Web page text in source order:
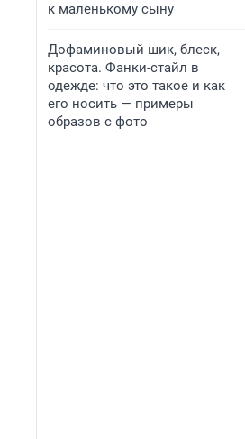
к маленькому сыну
Дофаминовый шик, блеск,
красота. Фанки-стайл в
одежде: что это такое и как
его носить — примеры
образов с фото